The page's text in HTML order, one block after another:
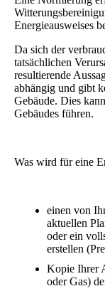
Energieausweises
Da sich der
tatsächlichen
resultierende
abhängig und gibt
Gebäude. Dies
Gebäudes führen.
Was wird für eine
einen von
aktuellen
oder ein
erstellen
Kopie Ihrer
oder Gas)